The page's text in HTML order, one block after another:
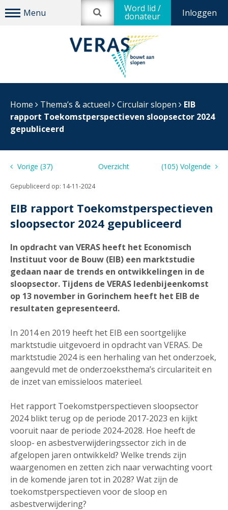
Inloggen
Word lid /
donateur
Home Thema’s & actueel Circulair slopen
EIB
rapport Toekomstperspectieven sloopsector 2024
gepubliceerd
Vorige (37) Overzicht (105) Volgende
Gepubliceerd op: 14-11-2024
EIB rapport Toekomstperspectieven
sloopsector 2024 gepubliceerd
In opdracht van VERAS heeft het Economisch
Instituut voor de Bouw (EIB) een marktstudie
gedaan naar de trends en ontwikkelingen in de
sloopsector. Tijdens de VERAS ledenbijeenkomst
op 13 november in Gorinchem heeft het EIB de
resultaten gepresenteerd.
In 2014 en 2019 heeft het EIB een soortgelijke
marktstudie uitgevoerd in opdracht van VERAS. De
marktstudie 2024 is een herhaling van het onderzoek,
aangevuld met de onderzoeksthema’s circulariteit en
de inzet van emissieloos materieel.
Het rapport Toekomstperspectieven sloopsector
2024 blikt terug op de periode 2017-2023 en kijkt
vooruit naar de periode 2024-2028. Hoe heeft de
sloop- en asbestverwijderingssector zich in de
afgelopen jaren ontwikkeld? Welke trends zijn
waargenomen en zetten zich naar verwachting voort
in de komende jaren tot in 2028? Wat zijn de
toekomstperspectieven voor de sloop en
asbestverwijdering?